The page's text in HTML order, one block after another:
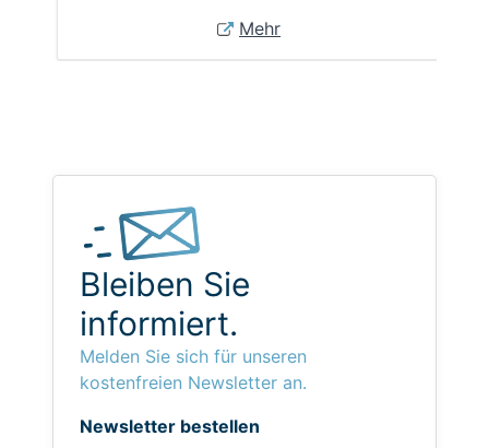
Mehr
Bleiben Sie
informiert.
Melden Sie sich für unseren
kostenfreien Newsletter an.